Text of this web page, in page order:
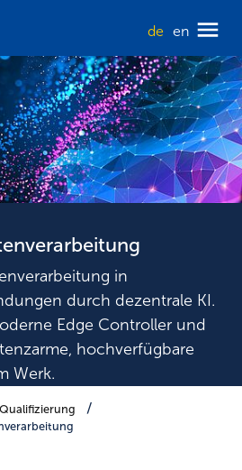
de en
in
durch dezentrale KI.
Edge Controller und
hochverfügbare
Werk.
Qualifizierung